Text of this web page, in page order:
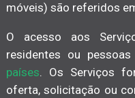
móveis) são referidos
O acesso aos
residentes ou
países. Os Serviços
oferta, solicitação ou